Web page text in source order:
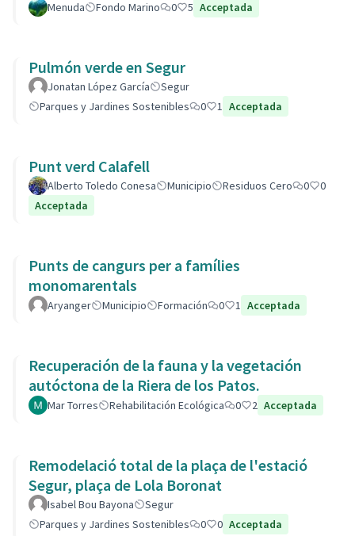
Menuda Fondo Marino 0 5 Acceptada
Pulmón verde en Segur
Jonatan López García
Segur
Parques y Jardines Sostenibles
0 1 Acceptada
Punt verd Calafell
Alberto Toledo Conesa Municipio Residuos Cero 0
0
Acceptada
Punts de cangurs per a famílies
monomarentals
Aryanger Municipio Formación 0 1 Acceptada
Recuperación de la fauna y la vegetación
autóctona de la Riera de los Patos.
Mar Torres Rehabilitación Ecológica 0 2 Acceptada
Remodelació total de la plaça de l'estació
Segur, plaça de Lola Boronat
Isabel Bou Bayona
Segur
Parques y Jardines Sostenibles
0 0 Acceptada